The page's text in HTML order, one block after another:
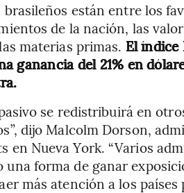
brasileños están entre los
de la nación, las
materias primas. El índice
ganancia del 21% en
se redistribuirá en
dijo Malcolm Dorson,
en Nueva York. “Varios
una forma de ganar
más atención a los